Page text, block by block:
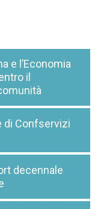
e l’Economia
il
di Confservizi
decennale